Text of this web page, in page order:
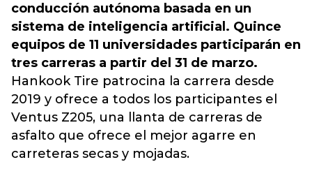
conducción autónoma basada en un
sistema de inteligencia artificial. Quince
equipos de 11 universidades participarán en
tres carreras a partir del 31 de marzo.
Hankook Tire patrocina la carrera desde
2019 y ofrece a todos los participantes el
Ventus Z205, una llanta de carreras de
asfalto que ofrece el mejor agarre en
carreteras secas y mojadas.